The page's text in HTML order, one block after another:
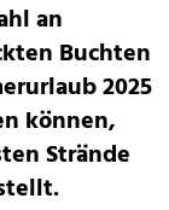
an
Buchten
2025
können,
Strände